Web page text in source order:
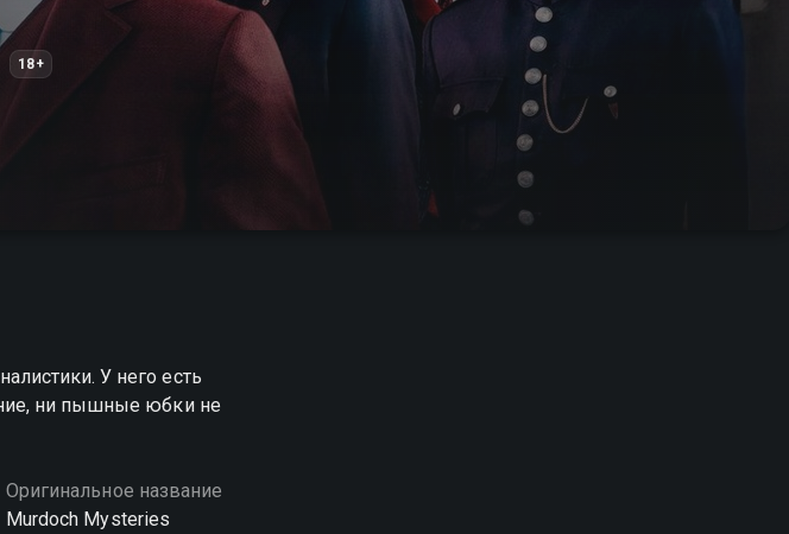
18+
У него есть
ни пышные юбки не
Оригинальное название
Murdoch Mysteries